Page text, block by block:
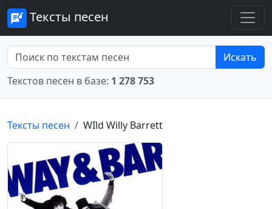
Тексты песен
Искать
Текстов песен в базе: 1 278 753
Тексты песен WIld Willy Barrett